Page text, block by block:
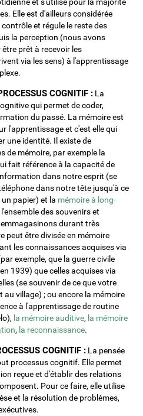
Elle est d'ailleurs considérée
et régule le reste des
la perception (nous avons
prêt à recevoir les
via les sens) à l'apprentissage
COGNITIF : La
qui permet de coder,
du passé. La mémoire est
l'apprentissage et c'est elle qui
une identité. Il existe de
de mémoire, par exemple la
fait référence à la capacité de
dans notre esprit (se
dans notre tête jusqu'à ce
papier) et la mémoire à long-
des souvenirs et
durant très
peut être divisée en mémoire
les connaissances acquises via
exemple, que la guerre civile
1939) que celles acquises via
(se souvenir de ce que votre
village) ; ou encore la mémoire
à l'apprentissage de routine
la mémoire auditive, la mémoire
, la reconnaissance.
COGNITIF : La pensée
processus cognitif. Elle permet
reçue et d'établir des relations
Pour ce faire, elle utilise
et la résolution de problèmes,